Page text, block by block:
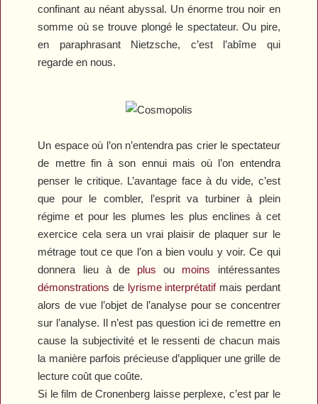
confinant au néant abyssal. Un énorme trou noir en
somme où se trouve plongé le spectateur. Ou pire,
en paraphrasant Nietzsche, c’est l’abîme qui
regarde en nous.
Un espace où l’on n’entendra pas crier le spectateur
de mettre fin à son ennui mais où l’on entendra
penser le critique. L’avantage face à du vide, c’est
que pour le combler, l’esprit va turbiner à plein
régime et pour les plumes les plus enclines à cet
exercice cela sera un vrai plaisir de plaquer sur le
métrage tout ce que l’on a bien voulu y voir. Ce qui
donnera lieu à de plus ou moins intéressantes
démonstrations de lyrisme interprétatifmais perdant
alors de vue l’objet de l’analyse pour se concentrer
sur l’analyse. Il n’est pas question ici de remettre en
cause la subjectivité et le ressenti de chacun mais
la manière parfois précieuse d’appliquer une grille de
lecture coût que coûte.
Si le film de Cronenberg laisse perplexe, c’est par le